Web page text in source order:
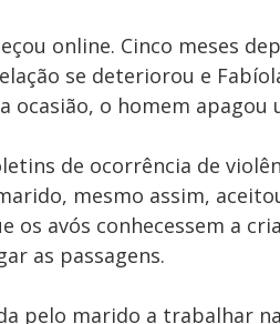
online. Cinco meses
se deteriorou e
ocasião, o homem
de ocorrência de
mesmo assim,
os avós conhecessem a
as passagens.
pelo marido a trabalhar